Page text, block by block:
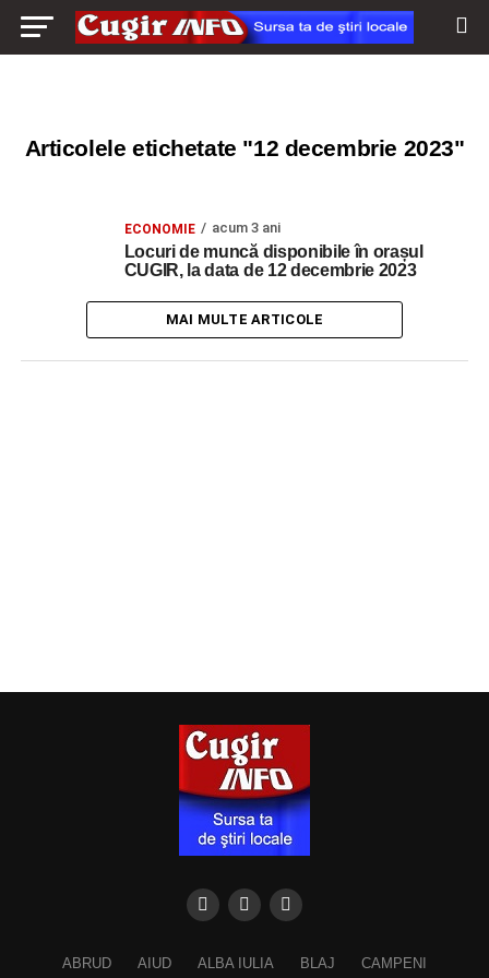
Articolele etichetate "12 decembrie 2023"
ECONOMIE acum 3 ani
Locuri de muncă disponibile în orașul
CUGIR, la data de 12 decembrie 2023
MAI MULTE ARTICOLE
ABRUD AIUD ALBA IULIA BLAJ CAMPENI